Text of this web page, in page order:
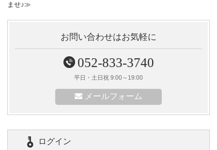
ませ♪≫
お問い合わせはお気軽に
052-833-3740
平日・土日祝 9:00～19:00
メールフォーム
ログイン